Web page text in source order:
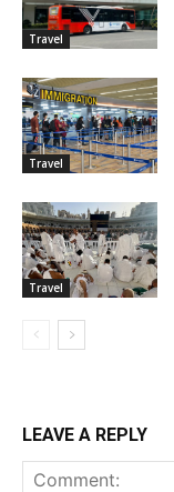
Travel
Travel
Travel
LEAVE A REPLY